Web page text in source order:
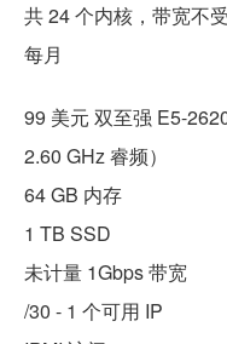
共 24 个内核，带宽不
每月
99 美元 双至强 E5-
2.60 GHz 睿频）
64 GB 内存
1 TB SSD
未计量 1Gbps 带宽
/30 - 1 个可用 IP